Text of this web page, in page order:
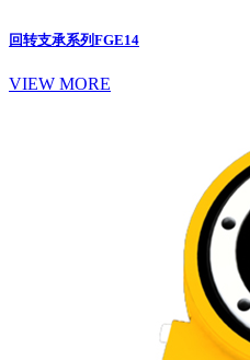
回转支承系列 FGE14
VIEW MORE